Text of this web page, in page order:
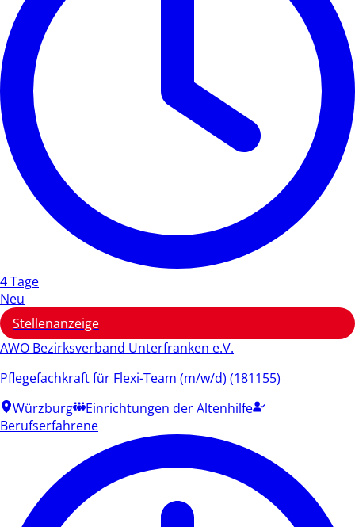
4 Tage
Neu
Stellenanzeige
AWO Bezirksverband Unterfranken e.V.
Pflegefachkraft für Flexi-Team (m/w/d) (181155)
Würzburg
Einrichtungen der Altenhilfe
Berufserfahrene